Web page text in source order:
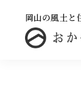
岡山の風土と